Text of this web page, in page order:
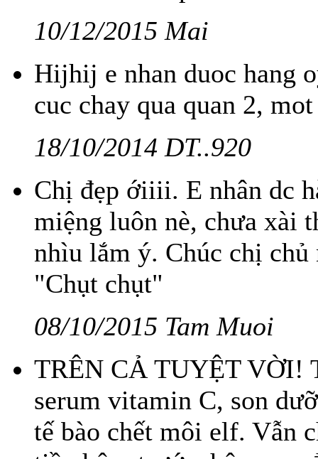
10/12/2015 Mai
Hijhij e nhan duoc hang
cuc chay qua quan 2,
18/10/2014 DT..920
Chị đẹp ớiiii. E nhân dc
miệng luôn nè, chưa xài
nhìu lắm ý. Chúc chị chủ
"Chụt chụt"
08/10/2015 Tam Muoi
TRÊN CẢ TUYỆT VỜI!
serum vitamin C, son
tế bào chết môi elf. Vẫn